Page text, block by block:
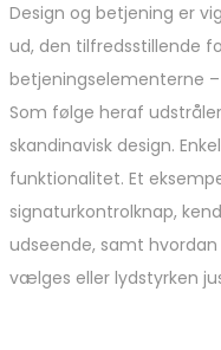
Design og betjening er
ud, den tilfredsstillende
betjeningselementerne
Som følge heraf
skandinavisk design.
funktionalitet. Et
signaturkontrolknap,
udseende, samt
vælges eller lydstyrken